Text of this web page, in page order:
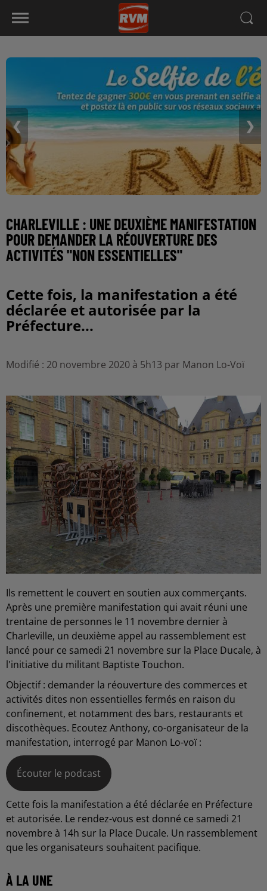
❮ ❯
CHARLEVILLE : UNE DEUXIÈME MANIFESTATION
POUR DEMANDER LA RÉOUVERTURE DES
ACTIVITÉS "NON ESSENTIELLES"
Cette fois, la manifestation a été
déclarée et autorisée par la
Préfecture...
Modifié : 20 novembre 2020 à 5h13 par Manon Lo-Voï
Ils remettent le couvert en soutien aux commerçants.
Après une première manifestation qui avait réuni une
trentaine de personnes le 11 novembre dernier à
Charleville, un deuxième appel au rassemblement est
lancé pour ce samedi 21 novembre sur la Place Ducale, à
l'initiative du militant Baptiste Touchon.
Objectif : demander la réouverture des commerces et
activités dites non essentielles fermés en raison du
confinement, et notamment des bars, restaurants et
discothèques. Ecoutez Anthony, co-organisateur de la
manifestation, interrogé par Manon Lo-voï :
Écouter le podcast
Cette fois la manifestation a été déclarée en Préfecture
et autorisée. Le rendez-vous est donné ce samedi 21
novembre à 14h sur la Place Ducale. Un rassemblement
que les organisateurs souhaitent pacifique.
À LA UNE